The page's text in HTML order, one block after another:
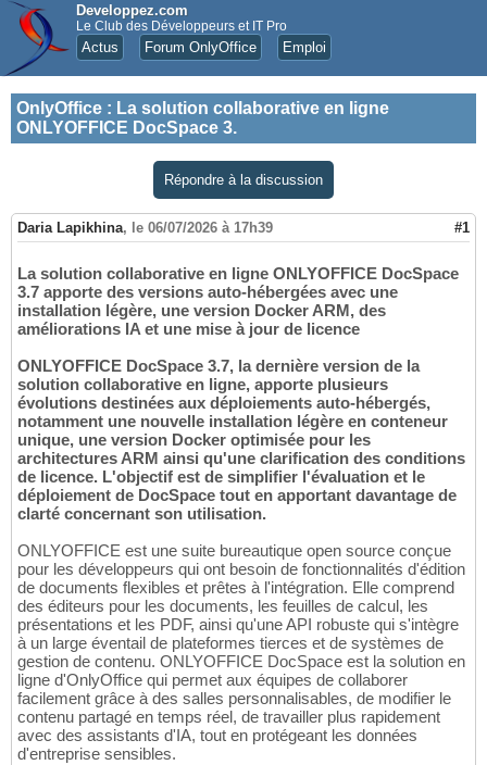
Developpez.com
Le Club des Développeurs et IT Pro
Actus Forum OnlyOffice Emploi
OnlyOffice : La solution collaborative en ligne
ONLYOFFICE DocSpace 3.
Répondre à la discussion
Daria Lapikhina, le 06/07/2026 à 17h39 #1
La solution collaborative en ligne ONLYOFFICE DocSpace
3.7 apporte des versions auto-hébergées avec une
installation légère, une version Docker ARM, des
améliorations IA et une mise à jour de licence
ONLYOFFICE DocSpace 3.7, la dernière version de la
solution collaborative en ligne, apporte plusieurs
évolutions destinées aux déploiements auto-hébergés,
notamment une nouvelle installation légère en conteneur
unique, une version Docker optimisée pour les
architectures ARM ainsi qu'une clarification des conditions
de licence. L'objectif est de simplifier l'évaluation et le
déploiement de DocSpace tout en apportant davantage de
clarté concernant son utilisation.
ONLYOFFICE est une suite bureautique open source conçue
pour les développeurs qui ont besoin de fonctionnalités d'édition
de documents flexibles et prêtes à l'intégration. Elle comprend
des éditeurs pour les documents, les feuilles de calcul, les
présentations et les PDF, ainsi qu'une API robuste qui s'intègre
à un large éventail de plateformes tierces et de systèmes de
gestion de contenu. ONLYOFFICE DocSpace est la solution en
ligne d'OnlyOffice qui permet aux équipes de collaborer
facilement grâce à des salles personnalisables, de modifier le
contenu partagé en temps réel, de travailler plus rapidement
avec des assistants d'IA, tout en protégeant les données
d'entreprise sensibles.